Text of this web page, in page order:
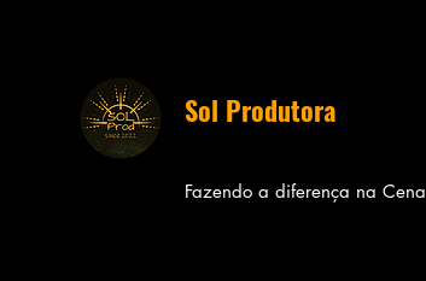
Sol Produtora
Fazendo a diferença na Cena